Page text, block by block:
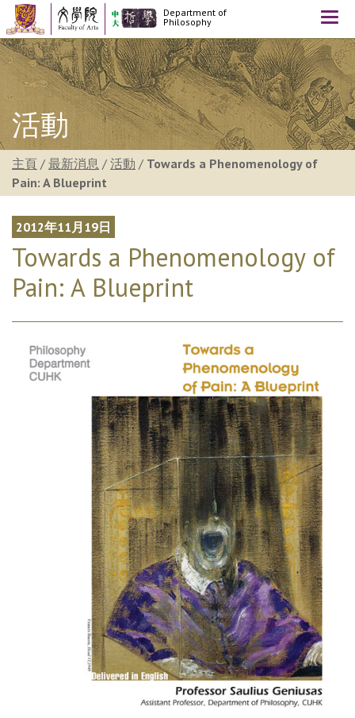
Department of
Philosophy
活動
主頁 / 最新消息 / 活動 / Towards a Phenomenology of
Pain: A Blueprint
2012年11月19日
Towards a Phenomenology of
Pain: A Blueprint